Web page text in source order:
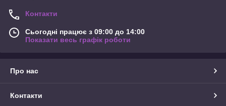
Контакти
Сьогодні працює з 09:00 до 14:00
Показати весь графік роботи
Про нас
Контакти